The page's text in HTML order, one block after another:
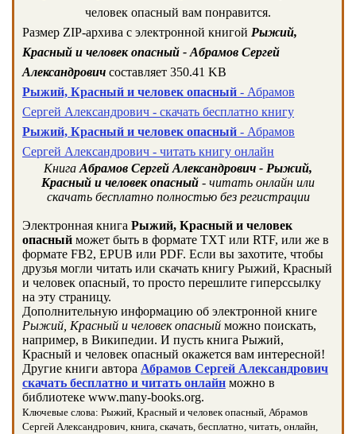
человек опасный вам понравится.
Размер ZIP-архива c электронной книгой Рыжий,
Красный и человек опасный - Абрамов Сергей
Александрович составляет 350.41 KB
Рыжий, Красный и человек опасный - Абрамов
Сергей Александрович - скачать бесплатно книгу
Рыжий, Красный и человек опасный - Абрамов
Сергей Александрович - читать книгу онлайн
Книга Абрамов Сергей Александрович - Рыжий,
Красный и человек опасный - читать онлайн или
скачать бесплатно полностью без регистрации
Электронная книга Рыжий, Красный и человек
опасный может быть в формате TXT или RTF, или же в
формате FB2, EPUB или PDF. Если вы захотите, чтобы
друзья могли читать или скачать книгу Рыжий, Красный
и человек опасный, то просто перешлите гиперссылку
на эту страницу.
Дополнительную информацию об электронной книге
Рыжий, Красный и человек опасный можно поискать,
например, в Википедии. И пусть книга Рыжий,
Красный и человек опасный окажется вам интересной!
Другие книги автора Абрамов Сергей Александрович
скачать бесплатно и читать онлайн можно в
библиотеке www.many-books.org.
Ключевые слова: Рыжий, Красный и человек опасный, Абрамов
Сергей Александрович, книга, скачать, бесплатно, читать, онлайн,